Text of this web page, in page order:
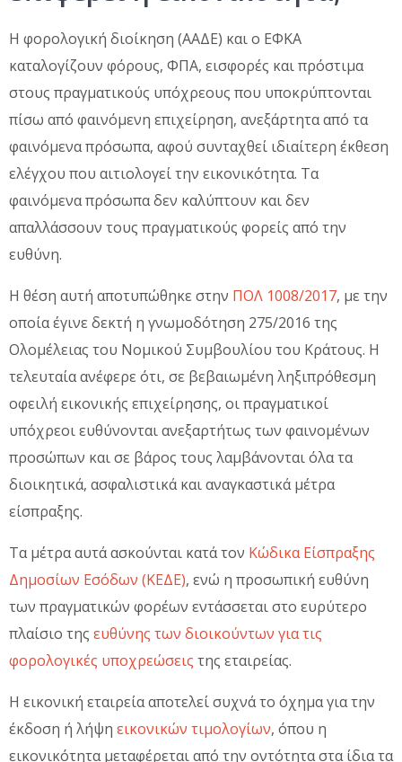
Η φορολογική διοίκηση (ΑΑΔΕ) και ο ΕΦΚΑ
καταλογίζουν φόρους, ΦΠΑ, εισφορές και πρόστιμα
στους πραγματικούς υπόχρεους που υποκρύπτονται
πίσω από φαινόμενη επιχείρηση, ανεξάρτητα από τα
φαινόμενα πρόσωπα, αφού συνταχθεί ιδιαίτερη έκθεση
ελέγχου που αιτιολογεί την εικονικότητα. Τα
φαινόμενα πρόσωπα δεν καλύπτουν και δεν
απαλλάσσουν τους πραγματικούς φορείς από την
ευθύνη.
Η θέση αυτή αποτυπώθηκε στην ΠΟΛ 1008/2017, με την
οποία έγινε δεκτή η γνωμοδότηση 275/2016 της
Ολομέλειας του Νομικού Συμβουλίου του Κράτους. Η
τελευταία ανέφερε ότι, σε βεβαιωμένη ληξιπρόθεσμη
οφειλή εικονικής επιχείρησης, οι πραγματικοί
υπόχρεοι ευθύνονται ανεξαρτήτως των φαινομένων
προσώπων και σε βάρος τους λαμβάνονται όλα τα
διοικητικά, ασφαλιστικά και αναγκαστικά μέτρα
είσπραξης.
Τα μέτρα αυτά ασκούνται κατά τον Κώδικα Είσπραξης
Δημοσίων Εσόδων (ΚΕΔΕ), ενώ η προσωπική ευθύνη
των πραγματικών φορέων εντάσσεται στο ευρύτερο
πλαίσιο της ευθύνης των διοικούντων για τις
φορολογικές υποχρεώσεις της εταιρείας.
Η εικονική εταιρεία αποτελεί συχνά το όχημα για την
έκδοση ή λήψη εικονικών τιμολογίων, όπου η
εικονικότητα μεταφέρεται από την οντότητα στα ίδια τα